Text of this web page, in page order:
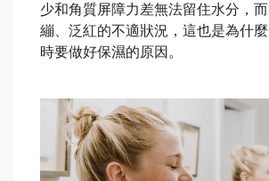
少和角質屏障力差無法留住水分，
繃、泛紅的不適狀況，這也是為什
時要做好保濕的原因。